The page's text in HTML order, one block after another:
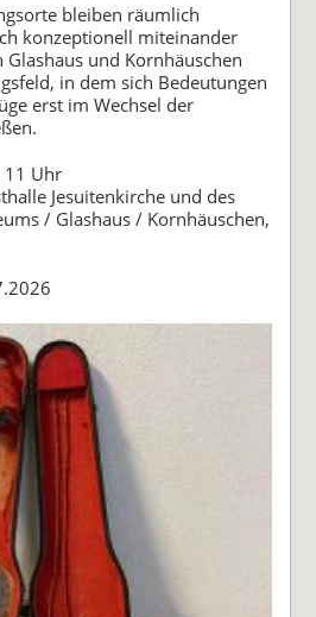
bleiben räumlich
konzeptionell miteinander
und Kornhäuschen
in dem sich Bedeutungen
erst im Wechsel der
11 Uhr
Jesuitenkirche und des
/ Glashaus / Kornhäuschen,